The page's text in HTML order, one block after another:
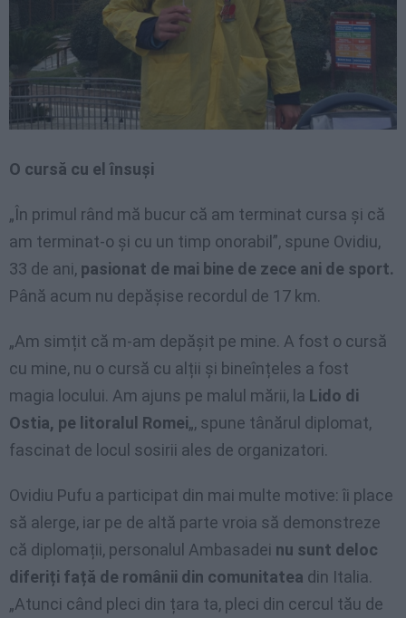
O cursă cu el însuși
„În primul rând mă bucur că am terminat cursa și că
am terminat-o și cu un timp onorabil”, spune Ovidiu,
33 de ani, pasionat de mai bine de zece ani de sport.
Până acum nu depășise recordul de 17 km.
„Am simțit că m-am depășit pe mine. A fost o cursă
cu mine, nu o cursă cu alții și bineînțeles a fost
magia locului. Am ajuns pe malul mării, la Lido di
Ostia, pe litoralul Romei„, spune tânărul diplomat,
fascinat de locul sosirii ales de organizatori.
Ovidiu Pufu a participat din mai multe motive: îi place
să alerge, iar pe de altă parte vroia să demonstreze
că diplomații, personalul Ambasadei nu sunt deloc
diferiți față de românii din comunitatea din Italia.
„Atunci când pleci din țara ta, pleci din cercul tău de